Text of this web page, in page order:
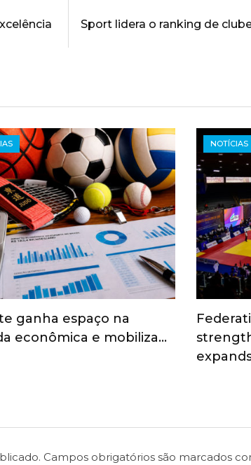
Sport lidera o ranking de
ganha espaço na
econômica e mobiliza…
NOTÍCIAS
Campos obrigatórios são marcados